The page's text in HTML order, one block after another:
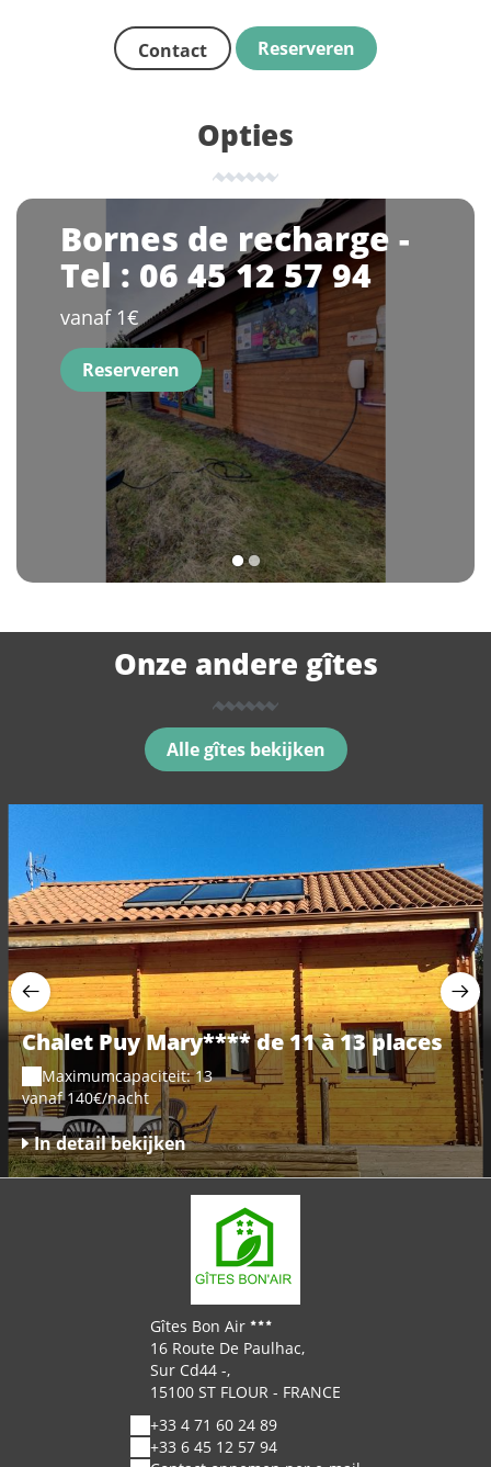
Contact Reserveren
Opties
Bornes de recharge -
Tel : 06 45 12 57 94
vanaf 1€
Reserveren
1 2
Onze andere gîtes
Alle gîtes bekijken
Chalet Puy Mary**** de 11 à 13 places
Maximumcapaciteit: 13
vanaf 140€/nacht
In detail bekijken
Gîtes Bon Air
16 Route De Paulhac,
Sur Cd44 -,
15100 ST FLOUR - FRANCE
+33 4 71 60 24 89
+33 6 45 12 57 94